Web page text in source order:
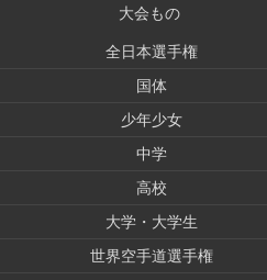
大会もの
全日本選手権
国体
少年少女
中学
高校
大学・大学生
世界空手道選手権